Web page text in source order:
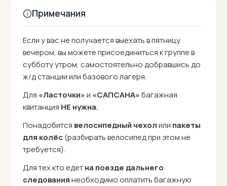
Примечания
Если у вас не получается выехать в пятницу
вечером, вы можете присоединиться к группе в
субботу утром, самостоятельно добравшись до
ж/д станции или базового лагеря.
Для «Ласточки»и «САПСАНА»багажная
квитанция НЕ нужна.
Понадобится велосипедный чехолили пакеты
для колёс(разбирать велосипед при этом не
требуется).
Для тех кто едетна поезде дальнего
следованиянеобходимо оплатить багажную